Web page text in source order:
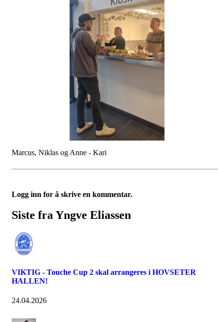
Marcus, Niklas og Anne - Kari
Logg inn for å skrive en kommentar.
Siste fra Yngve Eliassen
VIKTIG - Touche Cup 2 skal arrangeres i HOVSETER
HALLEN!
24.04.2026